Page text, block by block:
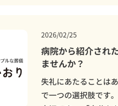
2026/02/25
病院から紹介され
ませんか？
失礼にあたることは
で一つの選択肢です